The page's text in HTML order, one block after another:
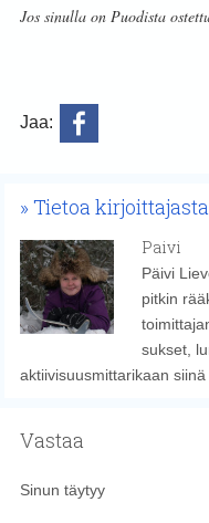
Jos sinulla on Puodista
Jaa:
Tietoa kirjoittajasta
Paivi
Päivi
pitkin
sukset,
aktiivisuusmittarikaan
Vastaa
Sinun täytyy